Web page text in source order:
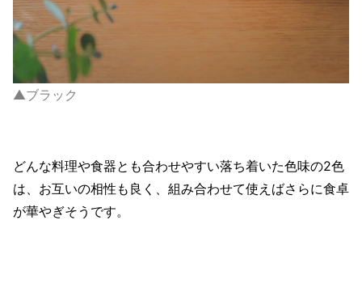
▲ブラック
どんな料理や食器とも合わせやすい落ち着いた色味の2色
は、お互いの相性も良く、組み合わせて使えばさらに食卓
が華やぎそうです。